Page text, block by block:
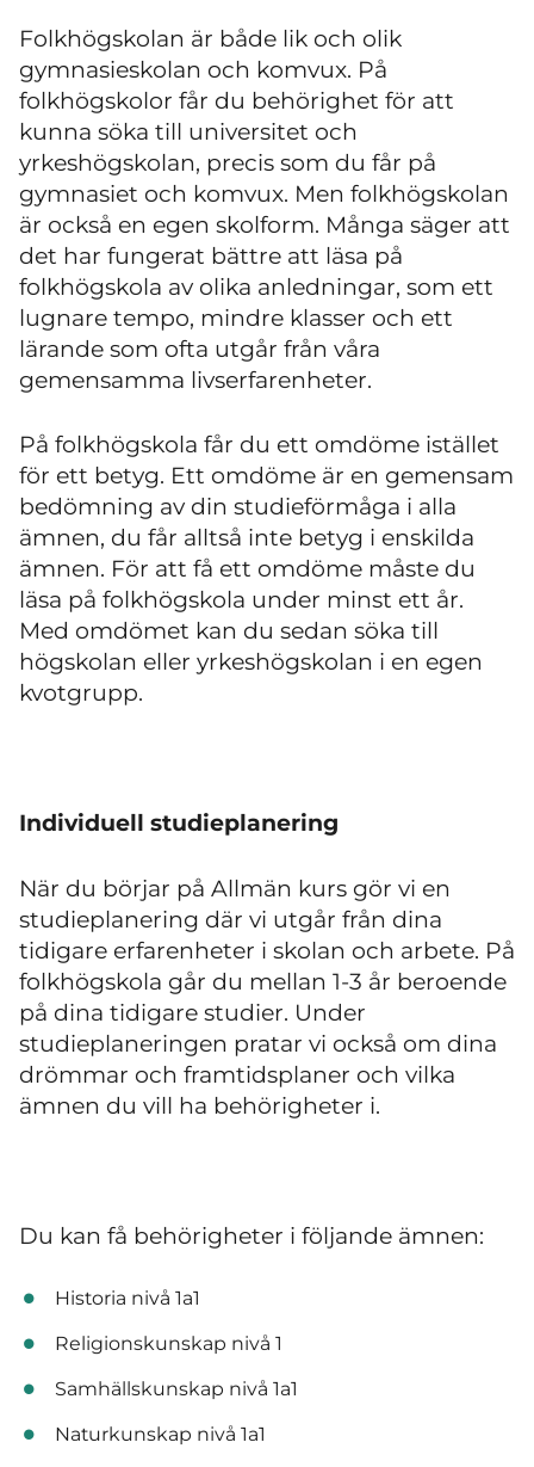
Folkhögskolan är både lik och olik
gymnasieskolan och komvux. På
folkhögskolor får du behörighet för att
kunna söka till universitet och
yrkeshögskolan, precis som du får på
gymnasiet och komvux. Men folkhögskolan
är också en egen skolform. Många säger att
det har fungerat bättre att läsa på
folkhögskola av olika anledningar, som ett
lugnare tempo, mindre klasser och ett
lärande som ofta utgår från våra
gemensamma livserfarenheter.
På folkhögskola får du ett omdöme istället
för ett betyg. Ett omdöme är en gemensam
bedömning av din studieförmåga i alla
ämnen, du får alltså inte betyg i enskilda
ämnen. För att få ett omdöme måste du
läsa på folkhögskola under minst ett år.
Med omdömet kan du sedan söka till
högskolan eller yrkeshögskolan i en egen
kvotgrupp.
Individuell studieplanering
När du börjar på Allmän kurs gör vi en
studieplanering där vi utgår från dina
tidigare erfarenheter i skolan och arbete. På
folkhögskola går du mellan 1-3 år beroende
på dina tidigare studier. Under
studieplaneringen pratar vi också om dina
drömmar och framtidsplaner och vilka
ämnen du vill ha behörigheter i.
Du kan få behörigheter i följande ämnen:
Historia nivå 1a1
Religionskunskap nivå 1
Samhällskunskap nivå 1a1
Naturkunskap nivå 1a1